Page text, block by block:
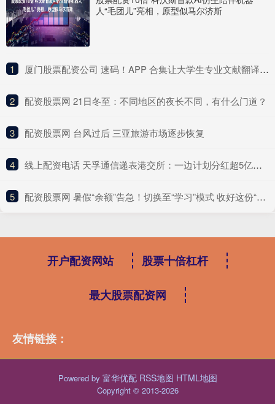
人“毛团儿”亮相，原型似马尔济斯
1 ​厦门股票配资公司 速码！APP 合集让大学生专业文献翻译效率翻倍超省心
2 ​配资股票网 21日冬至：不同地区的夜长不同，有什么门道？
3 ​配资股票网 台风过后 三亚旅游市场逐步恢复
4 ​线上配资电话 天孚通信递表港交所：一边计划分红超5亿元，一边募资“补流”
5 ​配资股票网 暑假“余额”告急！切换至“学习”模式 收好这份“收心”攻略
开户配资网站 股票十倍杠杆
最大股票配资网
友情链接：
Powered by 富华优配 RSS地图 HTML地图
Copyright © 2013-2026